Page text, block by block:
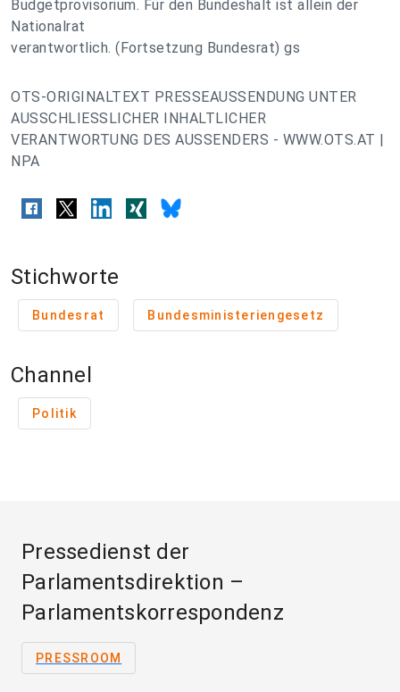
Budgetprovisorium. Für den Bundeshalt ist allein der
Nationalrat
verantwortlich. (Fortsetzung Bundesrat) gs
OTS-ORIGINALTEXT PRESSEAUSSENDUNG UNTER
AUSSCHLIESSLICHER INHALTLICHER
VERANTWORTUNG DES AUSSENDERS - WWW.OTS.AT |
NPA
Stichworte
Bundesrat Bundesministeriengesetz
Channel
Politik
Pressedienst der
Parlamentsdirektion –
Parlamentskorrespondenz
PRESSROOM